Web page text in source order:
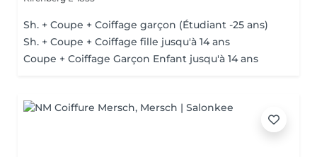
Sh. + Coupe + Coiffage garçon (Étudiant -25 ans)
Sh. + Coupe + Coiffage fille jusqu'à 14 ans
Coupe + Coiffage Garçon Enfant jusqu'à 14 ans